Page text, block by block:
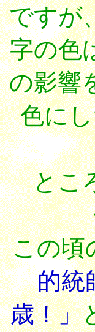
ですが
字の色
の影響
色に
ところ
この頃
的統
歳！」